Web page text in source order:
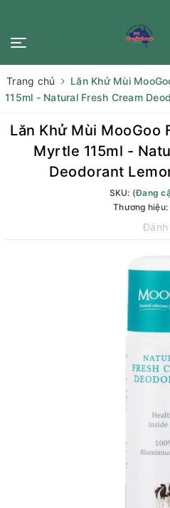
Trang chủ
Lăn Khử Mùi
115ml - Natural Fresh Cream
Lăn Khử Mùi MooGoo
Myrtle 115ml -
Deodorant
SKU: (Đang
Thương hiệu:
Đánh